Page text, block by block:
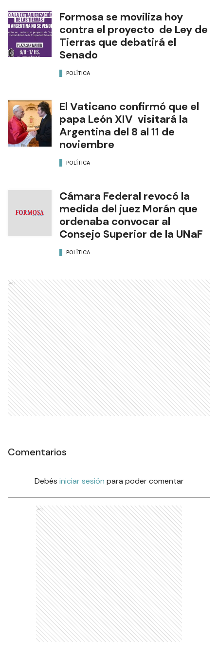
Formosa se moviliza hoy
contra el proyecto de Ley de
Tierras que debatirá el
Senado
POLÍTICA
El Vaticano confirmó que el
papa León XIV visitará la
Argentina del 8 al 11 de
noviembre
POLÍTICA
Cámara Federal revocó la
medida del juez Morán que
ordenaba convocar al
Consejo Superior de la UNaF
POLÍTICA
Ads
Comentarios
Debés iniciar sesión para poder comentar
Ads